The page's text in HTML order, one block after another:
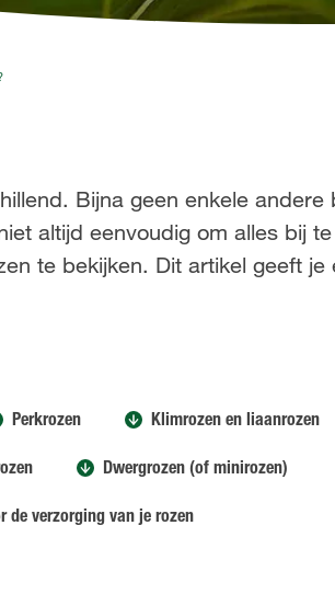
Bijna geen enkele andere
altijd eenvoudig om alles bij
te bekijken. Dit artikel geeft je
Perkrozen Klimrozen en liaanrozen
Dwergrozen (of minirozen)
de verzorging van je rozen